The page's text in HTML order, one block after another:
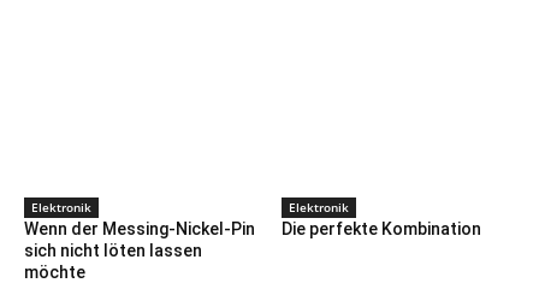
Elektronik
Wenn der Messing-Nickel-Pin
sich nicht löten lassen
möchte
Elektronik
Die perfekte Kombination